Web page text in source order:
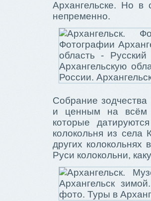
Архангельске. Но
непременно.
Собрание
и ценным на всём
которые
колокольня из села
других
Руси колокольни,